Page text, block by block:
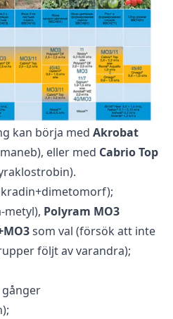
kan börja med Akrobat
eller med Cabriο Top
metyl), Polyram MO3
som val (försök att inte
följt av varandra);